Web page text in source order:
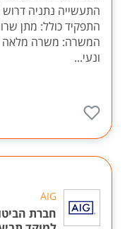
התעשייה נתניה דרוש
התפקיד כולל: מתן
המשרה: משרה מלאה
ונעי...
AIG